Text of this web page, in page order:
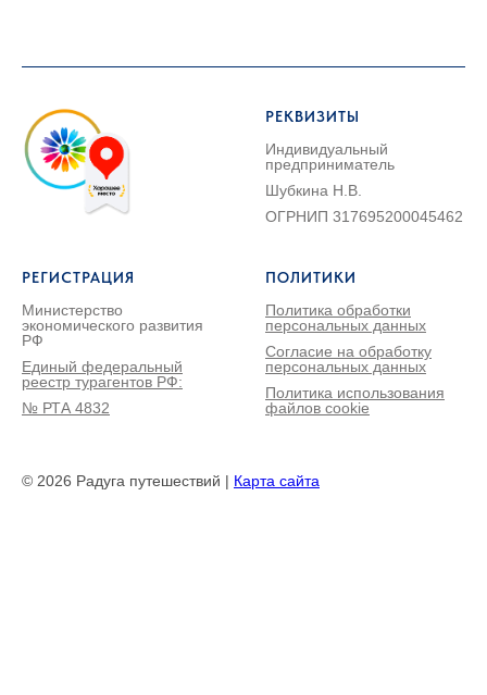
РЕКВИЗИТЫ
Индивидуальный
предприниматель
Шубкина Н.В.
ОГРНИП 317695200045462
РЕГИСТРАЦИЯ
Министерство
экономического развития
РФ
Единый федеральный
реестр турагентов РФ:
№ РТА 4832
ПОЛИТИКИ
Политика обработки
персональных данных
Согласие на обработку
персональных данных
Политика использования
файлов cookie
© 2026 Радуга путешествий | Карта сайта